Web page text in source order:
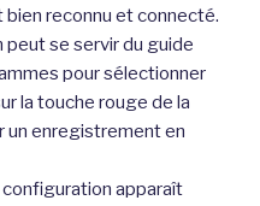
bien reconnu et connecté.
peut se servir du guide
pour sélectionner
la touche rouge de la
enregistrement en
configuration apparaît